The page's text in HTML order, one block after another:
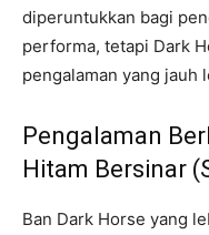
diperuntukkan bagi
performa, tetapi Dark
pengalaman yang jauh
Pengalaman
Hitam Bersinar
Ban Dark Horse yang